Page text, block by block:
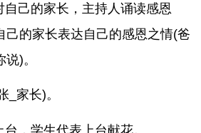
自己的家长，主持人诵读感恩
己的家长表达自己的感恩之情(爸
)。
_家长)。
，学生代表上台献花。